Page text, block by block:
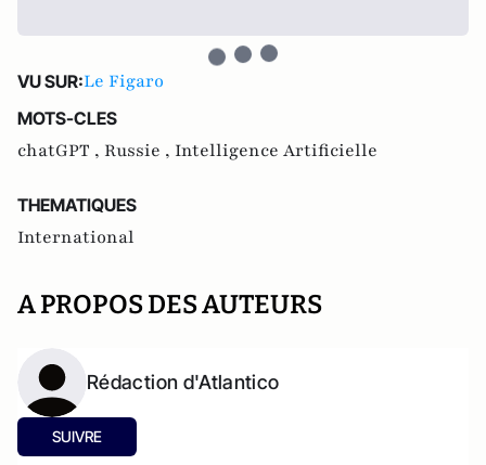
VU SUR:Le Figaro
MOTS-CLES
chatGPT , Russie , Intelligence Artificielle
THEMATIQUES
International
A PROPOS DES AUTEURS
Rédaction d'Atlantico
SUIVRE